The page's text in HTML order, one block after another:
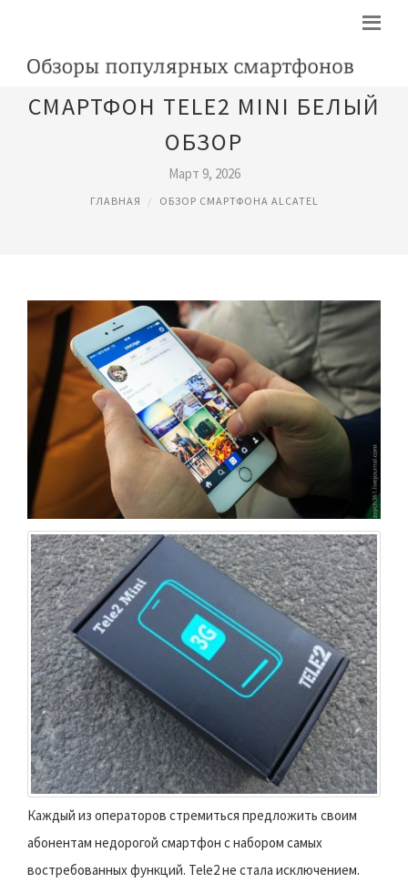
СМАРТФОН TELE2 MINI БЕЛЫЙ
ОБЗОР
Март 9, 2026
ГЛАВНАЯ ОБЗОР СМАРТФОНА ALCATEL
Каждый из операторов стремиться предложить своим
абонентам недорогой смартфон с набором самых
востребованных функций. Tele2 не стала исключением.